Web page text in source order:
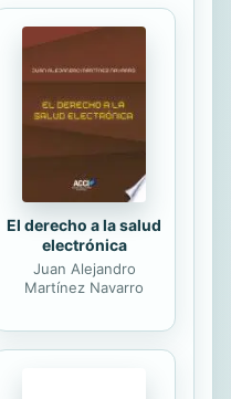
que se halla libre:
en la cárcel?
en el taller de
que ha impartido la
Estrada en dicho
de Oriente...
El derecho a la salud
electrónica
Juan Alejandro
Martínez Navarro